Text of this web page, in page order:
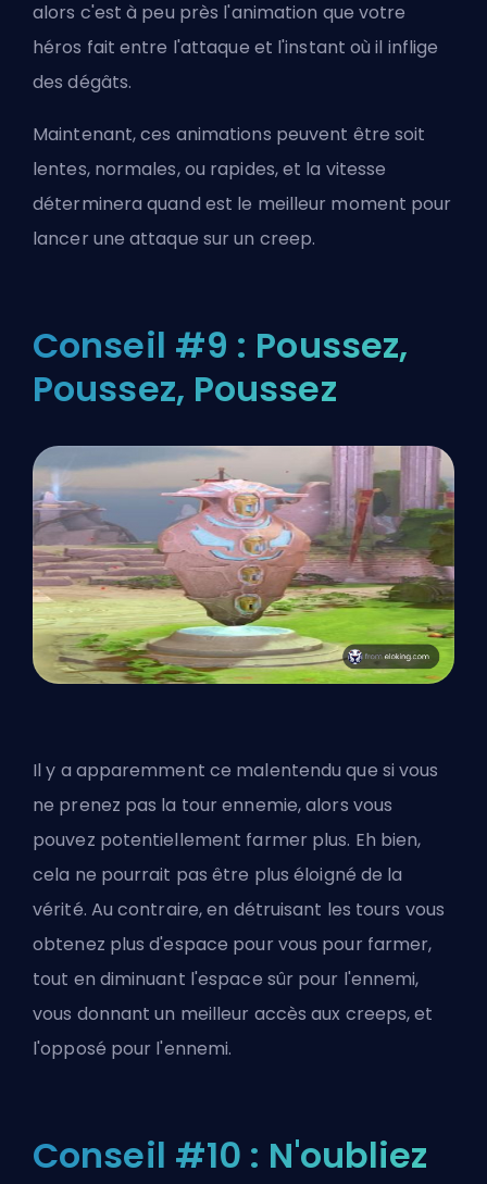
alors c'est à peu près l'animation que votre
héros fait entre l'attaque et l'instant où il inflige
des dégâts.
Maintenant, ces animations peuvent être soit
lentes, normales, ou rapides, et la vitesse
déterminera quand est le meilleur moment pour
lancer une attaque sur un creep.
Conseil #9 : Poussez,
Poussez, Poussez
Il y a apparemment ce malentendu que si vous
ne prenez pas la tour ennemie, alors vous
pouvez potentiellement farmer plus. Eh bien,
cela ne pourrait pas être plus éloigné de la
vérité. Au contraire, en détruisant les tours vous
obtenez plus d'espace pour vous pour farmer,
tout en diminuant l'espace sûr pour l'ennemi,
vous donnant un meilleur accès aux creeps, et
l'opposé pour l'ennemi.
Conseil #10 : N'oubliez